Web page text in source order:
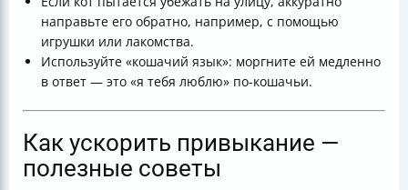
направьте его обратно, например, с помощью
игрушки или лакомства.
Используйте «кошачий язык»: моргните ей медленно
в ответ — это «я тебя люблю» по-кошачьи.
Как ускорить привыкание —
полезные советы